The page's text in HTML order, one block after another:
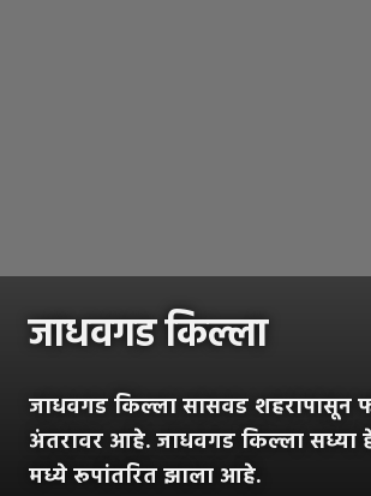
जाधवगड किल्ला
जाधवगड किल्ला सासवड शहरापासून
अंतरावर आहे. जाधवगड किल्ला सध्या
मध्ये रूपांतरित झाला आहे.